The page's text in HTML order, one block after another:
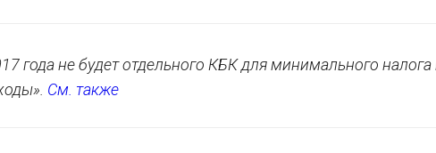
года не будет отдельного КБК для минимального
См. также